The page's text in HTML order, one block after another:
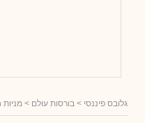
גלובס פיננסי > בורסות עולם > מניות